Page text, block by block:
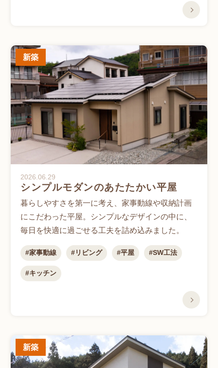
新築
2026.06.29
シンプルモダンのあたたかい平屋
暮らしやすさを第一に考え、家事動線や収納計画
にこだわった平屋。シンプルなデザインの中に、
毎日を快適に過ごせる工夫を詰め込みました。
家事動線 リビング 平屋 SW工法
キッチン
新築